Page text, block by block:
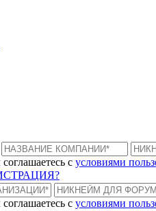
с условиями
с условиями